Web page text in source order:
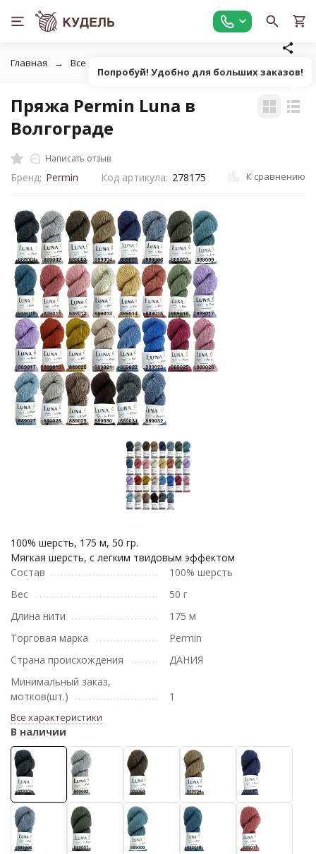
Главная Все для вязания
Пряжа Permin Luna в
Волгограде
Написать отзыв
Бренд: Permin Код артикула: 278175 К сравнению
100% шерсть, 175 м, 50 гр.
Мягкая шерсть, с легким твидовым эффектом
Состав
100% шерсть
Вес
50 г
Длина нити
175 м
Торговая марка
Permin
Страна происхождения
ДАНИЯ
Минимальный заказ,
мотков(шт.)
1
Все характеристики
В наличии
Попробуй! Удобно для больших заказов!